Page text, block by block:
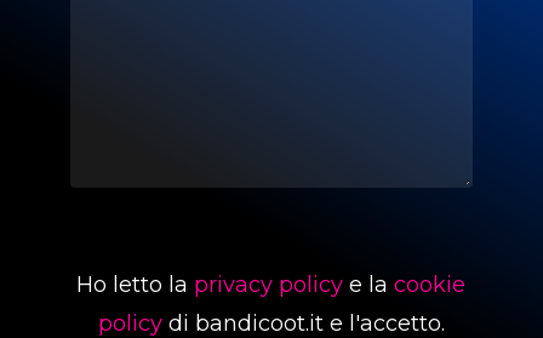
Ho letto la privacy policy e lacookie
policydi bandicoot.it e l'accetto.